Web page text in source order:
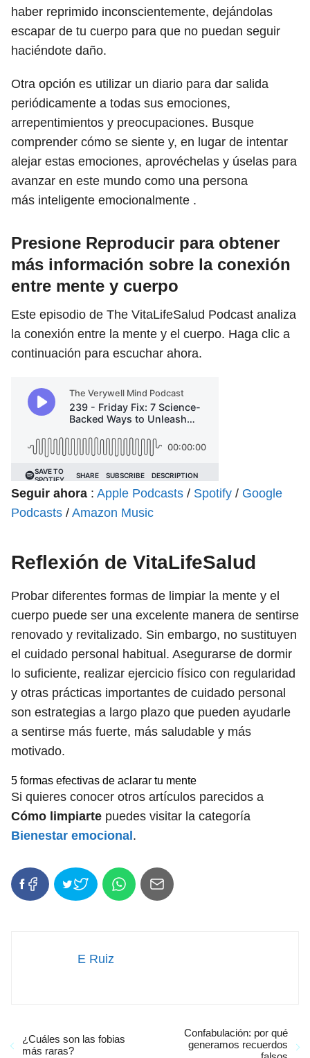
haber reprimido inconscientemente, dejándolas
escapar de tu cuerpo para que no puedan seguir
haciéndote daño.
Otra opción es utilizar un diario para dar salida
periódicamente a todas sus emociones,
arrepentimientos y preocupaciones. Busque
comprender cómo se siente y, en lugar de intentar
alejar estas emociones, aprovéchelas y úselas para
avanzar en este mundo como una persona
más inteligente emocionalmente .
Presione Reproducir para obtener
más información sobre la conexión
entre mente y cuerpo
Este episodio de The VitaLifeSalud Podcast analiza
la conexión entre la mente y el cuerpo. Haga clic a
continuación para escuchar ahora.
Seguir ahora : Apple Podcasts / Spotify / Google
Podcasts / Amazon Music
Reflexión de VitaLifeSalud
Probar diferentes formas de limpiar la mente y el
cuerpo puede ser una excelente manera de sentirse
renovado y revitalizado. Sin embargo, no sustituyen
el cuidado personal habitual. Asegurarse de dormir
lo suficiente, realizar ejercicio físico con regularidad
y otras prácticas importantes de cuidado personal
son estrategias a largo plazo que pueden ayudarle
a sentirse más fuerte, más saludable y más
motivado.
5 formas efectivas de aclarar tu mente
Si quieres conocer otros artículos parecidos a
Cómo limpiarte puedes visitar la categoría
Bienestar emocional .
E Ruiz
¿Cuáles son las fobias
más raras?
Confabulación: por qué
generamos recuerdos